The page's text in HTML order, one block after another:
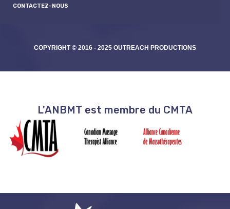
CONTACTEZ-NOUS
COPYRIGHT © 2016 - 2025 OUTREACH PRODUCTIONS
L'ANBMT est membre du CMTA